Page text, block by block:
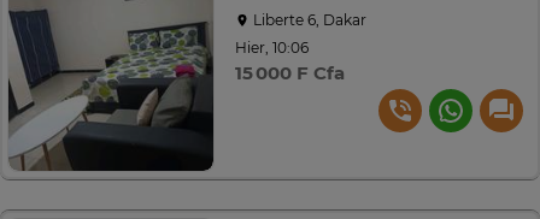
Liberte 6, Dakar
Hier, 10:06
15 000 F Cfa